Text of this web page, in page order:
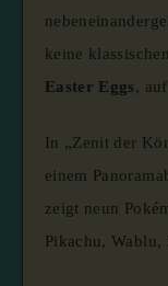
keine
Easter Eggs,
In „Zenit der
einem
zeigt neun
Pikachu,